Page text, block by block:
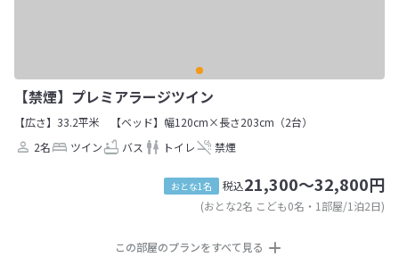
【禁煙】プレミアラージツイン
【広さ】33.2平米
【ベッド】幅120cm×長さ203cm（2台）
2名
ツイン バス トイレ 禁煙
おとな1名 税込21,300～32,800円
(おとな2名 こども0名・1部屋/1泊2日)
この部屋のプランをすべて見る